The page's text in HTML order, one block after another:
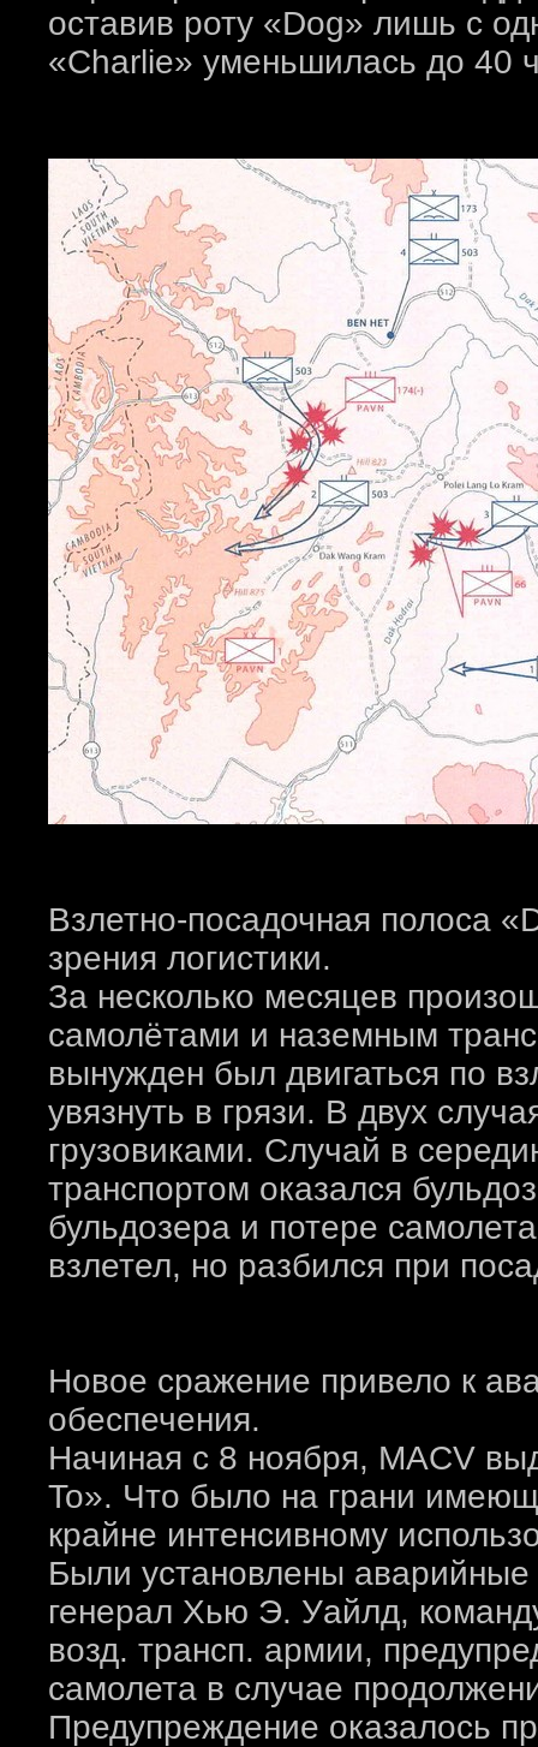
оставив роту «Dog» лишь с
«Charlie» уменьшилась до 40
Взлетно-посадочная полоса
зрения логистики.
За несколько месяцев
самолётами и наземным
вынужден был двигаться по
увязнуть в грязи. В двух
грузовиками. Случай в
транспортом оказался
бульдозера и потере
взлетел, но разбился при
Новое сражение привело к
обеспечения.
Начиная с 8 ноября, MACV
To». Что было на грани
крайне интенсивному
Были установлены
генерал Хью Э. Уайлд,
возд. трансп. армии,
самолета в случае
Предупреждение оказалось